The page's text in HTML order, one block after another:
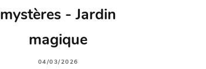
mystères - Jardin
magique
04/03/2026